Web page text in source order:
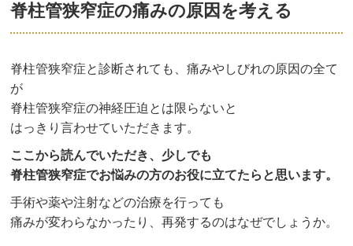
脊柱管狭窄症の痛みの原因を考える
脊柱管狭窄症と診断されても、痛みやしびれの原因の全て
が
脊柱管狭窄症の神経圧迫とは限らないと
はっきり言わせていただきます。
ここから読んでいただき、少しでも
脊柱管狭窄症でお悩みの方のお役に立てたらと思います。
手術や薬や注射などの治療を行っても
痛みが変わらなかったり、再発するのはなぜでしょうか。